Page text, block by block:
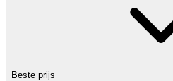
Beste prijs